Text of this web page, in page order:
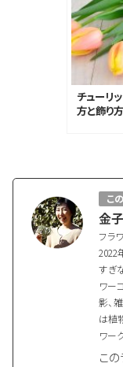
チューリ
方と飾り
こ
金
フラ
2022
すぎ
ワー
影、
は植
ワー
こ